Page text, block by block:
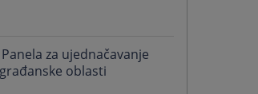
za ujednačavanje
građanske oblasti